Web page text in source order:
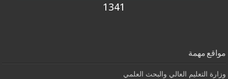
1341
مواقع مهمة
وزارة التعليم العالي والبحث العلمي